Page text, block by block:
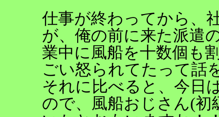
仕事が終わってから、
が、俺の前に来た派遣
業中に風船を十数個も
ごい怒られてたって話
それに比べると、今日
ので、風船おじさん(